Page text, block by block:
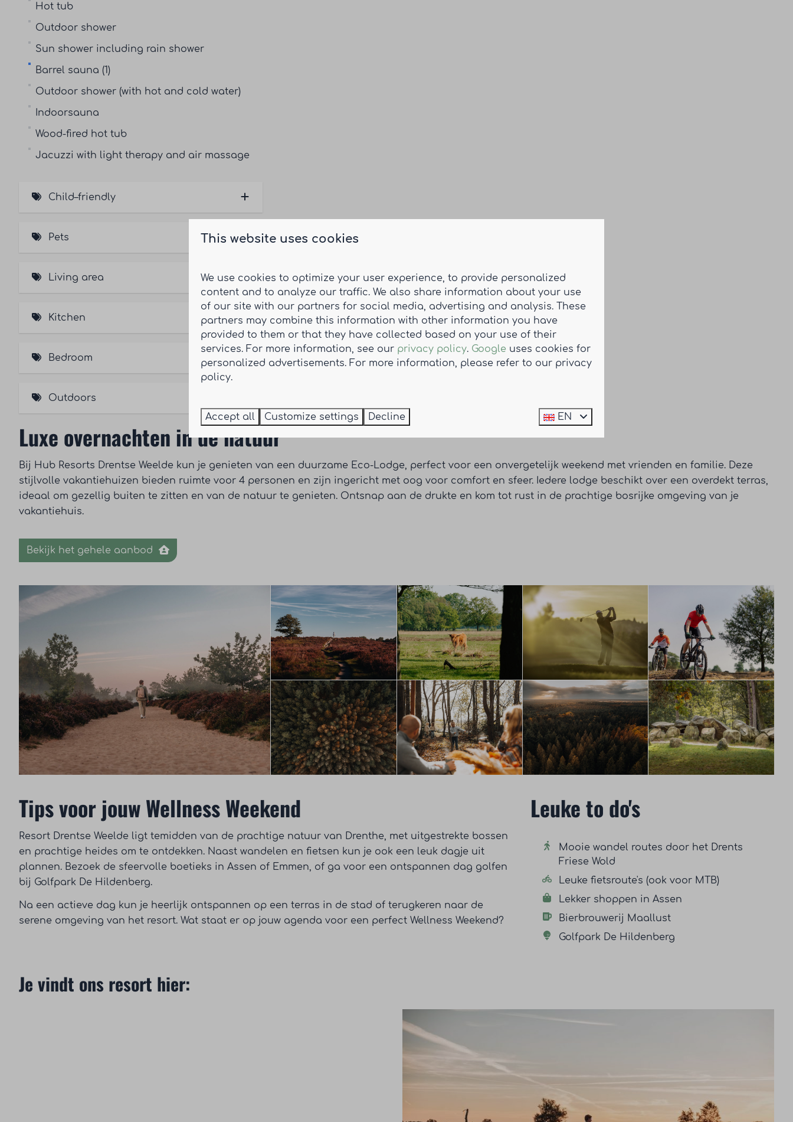
Tumble dryer
Washer-dryer combination
Hot tub
Outdoor shower
Sun shower including rain shower
Barrel sauna (1)
Outdoor shower (with hot and cold water)
Indoorsauna
Wood-fired hot tub
Jacuzzi with light therapy and air massage
Child–friendly
Pets
Living area
Kitchen
Quooker (boiling water kitchen tap)
Bedroom
Outdoors
Large awning with deck and lounge set
Patio (1)
Parking at the accommodation (1)
Luxe overnachten in de natuur
Bij Hub Resorts Drentse Weelde kun je genieten van een duurzame Eco-Lodge, perfect voor een onvergetelijk weekend met vrienden en familie. Deze
stijlvolle vakantiehuizen bieden ruimte voor 4 personen en zijn ingericht met oog voor comfort en sfeer. Iedere lodge beschikt over een overdekt terras,
ideaal om gezellig buiten te zitten en van de natuur te genieten. Ontsnap aan de drukte en kom tot rust in de prachtige bosrijke omgeving van je
vakantiehuis.
Bekijk het gehele aanbod
Tips voor jouw Wellness Weekend
Resort Drentse Weelde ligt temidden van de prachtige natuur van Drenthe, met uitgestrekte bossen
en prachtige heides om te ontdekken. Naast wandelen en fietsen kun je ook een leuk dagje uit
plannen. Bezoek de sfeervolle boetieks in Assen of Emmen, of ga voor een ontspannen dag golfen
bij Golfpark De Hildenberg.
Na een actieve dag kun je heerlijk ontspannen op een terras in de stad of terugkeren naar de
serene omgeving van het resort. Wat staat er op jouw agenda voor een perfect Wellness Weekend?
Leuke to do's
Mooie wandel routes door het Drents
Friese Wold
Leuke fietsroute's (ook voor MTB)
Lekker shoppen in Assen
Bierbrouwerij Maallust
Golfpark De Hildenberg
Je vindt ons resort hier:
This website uses cookies
We use cookies to optimize your user experience, to provide personalized
content and to analyze our traffic. We also share information about your use
of our site with our partners for social media, advertising and analysis. These
partners may combine this information with other information you have
provided to them or that they have collected based on your use of their
services. For more information, see our privacy policy. Google uses cookies for
personalized advertisements. For more information, please refer to our privacy
policy.
Accept all Customize settings Decline EN